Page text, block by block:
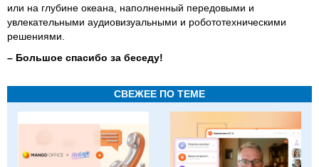
или на глубине океана, наполненный передовыми и
увлекательными аудиовизуальными и робототехническими
решениями.
– Большое спасибо за беседу!
СВЕЖЕЕ ПО ТЕМЕ